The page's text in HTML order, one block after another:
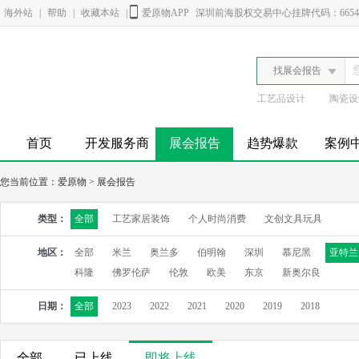
海外站 帮助 收藏本站 爱原物APP 深圳前海股权交易中心挂牌代码：
找展会报告
工艺品设计 陶瓷
首页 开发服务商 展会报告 趋势爆款 案例
您当前位置： 爱原物 > 展会报告
类型： 全部 工艺家居装饰 个人时尚消费 文创文具玩具
地区： 全部 米兰 奥兰多 伯明翰 深圳 慕尼黑
亚特
科隆
佛罗伦萨 伦敦 欧美 东京 新奥尔良
日期： 全部 2023 2022 2021 2020 2019 2018